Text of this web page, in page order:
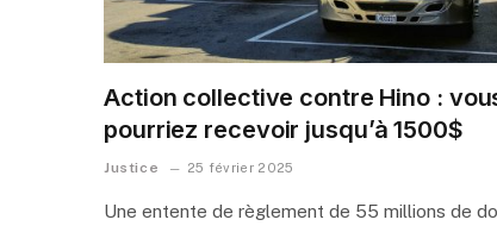
Action collective contre Hino :
pourriez recevoir jusqu’à 1500$
Justice 25 février 2025
Une entente de règlement de 55 millions de